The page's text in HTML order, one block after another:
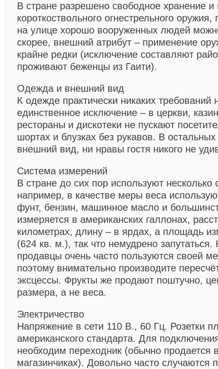
В стране разрешено свободное хранение
короткоствольного огнестрельного оружия,
на улице хорошо вооруженных людей
скорее, внешний атрибут – применение
крайне редки (исключение составляют
проживают беженцы из Гаити).
Одежда и внешний вид
К одежде практически никаких требований
единственное исключение – в церкви,
рестораны и дискотеки не пускают
шортах и блузках без рукавов. В
внешний вид, ни нравы гостя никого не
Система измерений
В стране до сих пор используют несколько
например, в качестве меры веса
фунт, бензин, машинное масло и
измеряется в американских галлонах,
километрах, длину – в ярдах, а площадь
(624 кв. м.), так что немудрено запутаться.
продавцы очень часто пользуются своей
поэтому внимательно производите
эксцессы. Фрукты же продают поштучно,
размера, а не веса.
Электричество
Напряжение в сети 110 В., 60 Гц. Розетки
американского стандарта. Для
необходим переходник (обычно продается
магазинчиках). Довольно часто случаются